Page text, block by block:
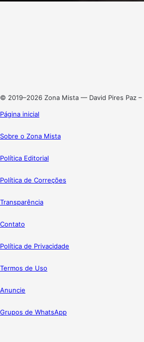
© 2019–2026 Zona Mista — David Pires Paz
Página inicial
Sobre o Zona Mista
Política Editorial
Política de Correções
Transparência
Contato
Política de Privacidade
Termos de Uso
Anuncie
Grupos de WhatsApp